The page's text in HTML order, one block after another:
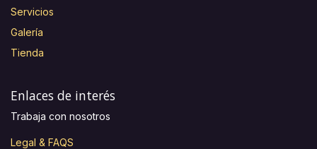
Servicios
Galería
Tienda
Enlaces de interés
Trabaja con nosotros
Legal & FAQS